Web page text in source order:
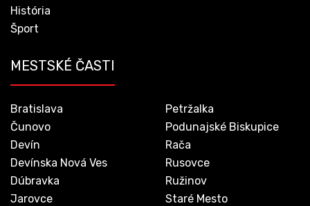
História
Šport
MESTSKÉ ČASTI
Bratislava
Čunovo
Devín
Devínska Nová Ves
Dúbravka
Jarovce
Petržalka
Podunajské Biskupice
Rača
Rusovce
Ružinov
Staré Mesto